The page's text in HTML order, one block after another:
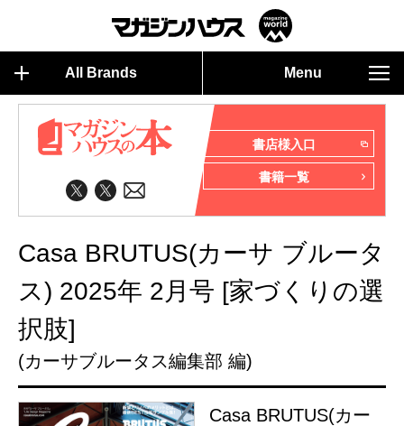
All Brands Menu
書店様入口
書籍一覧
Casa BRUTUS(カーサ ブルータ
ス) 2025年 2月号 [家づくりの選
択肢]
(カーサブルータス編集部 編)
Casa BRUTUS(カー